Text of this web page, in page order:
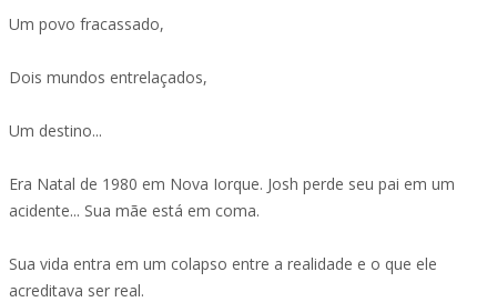
Um povo fracassado,
Dois mundos entrelaçados,
Um destino...
Era Natal de 1980 em Nova Iorque. Josh perde seu pai em um
acidente... Sua mãe está em coma.
Sua vida entra em um colapso entre a realidade e o que ele
acreditava ser real.